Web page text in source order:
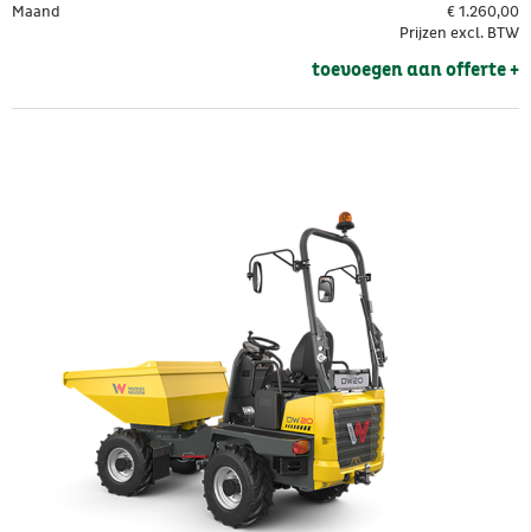
Maand
€ 1.260,00
Prijzen excl. BTW
toevoegen aan offerte +